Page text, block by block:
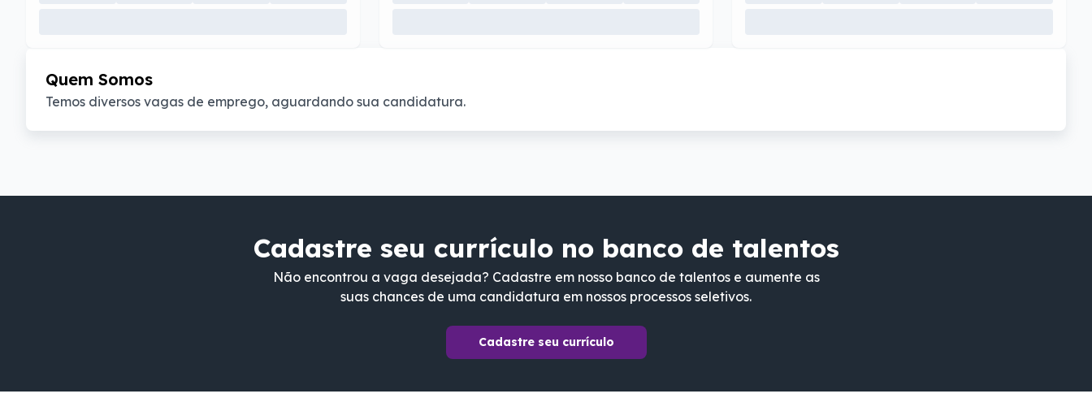
Quem Somos
Temos diversos vagas de emprego, aguardando sua candidatura.
Cadastre seu currículo no banco de talentos
Não encontrou a vaga desejada? Cadastre em nosso banco de talentos e aumente as
suas chances de uma candidatura em nossos processos seletivos.
Cadastre seu currículo